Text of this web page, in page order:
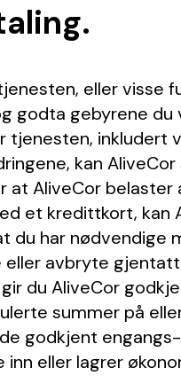
eller visse
godta gebyrene
tjenesten, inkludert
kan
at AliveCor
et kredittkort, kan
du har nødvendige
avbryte
du AliveCor
summer på
godkjent
inn eller lagrer